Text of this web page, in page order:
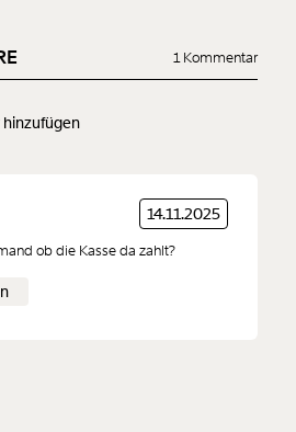
1 Kommentar
14.11.2025
ob die Kasse da zahlt?